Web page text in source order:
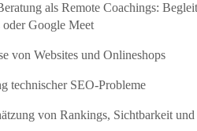
als Remote Coachings:
oder Google Meet
von Websites und Onlineshops
technischer SEO-Probleme
von Rankings, Sichtbarkeit